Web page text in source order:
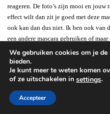
reageren. De foto’s zijn mooi en
effect wilt dan zit je goed met deze
ook kan dan dus niet. Ik ben ook
een andere mascara gebruiken of maar
Ik snap de comments van de rest niet
vinden.
Daarnaast is niet iedere wimper
BEANTWOORDEN
We gebruiken cookies om je
bieden.
Je kunt meer te weten komen
of ze uitschakelen in settings.
Accepteer